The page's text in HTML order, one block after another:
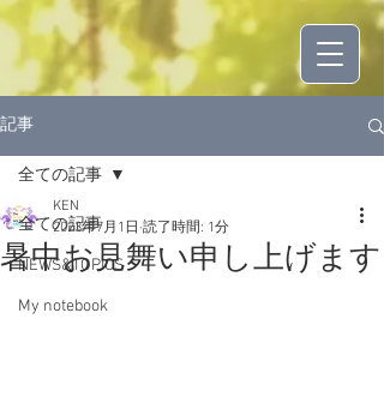
記事
全ての記事
NEWS&TOPICS
My notebook
全ての記事
暑中お見舞い申し上げます
KEN
2023年7月1日 読了時間: 1分